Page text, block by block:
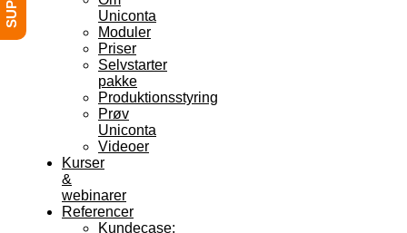
Uniconta
Moduler
Priser
Selvstarter
pakke
Produktionsstyring
Prøv
Uniconta
Videoer
Kurser
&
webinarer
Referencer
Kundecase: